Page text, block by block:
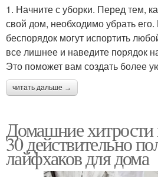
1. Начните с уборки. Перед тем,
свой дом, необходимо убрать
беспорядок могут испортить
все лишнее и наведите порядок
Это поможет вам создать более
читать дальше →
Домашние
30 действительно
лайфхаков для дома